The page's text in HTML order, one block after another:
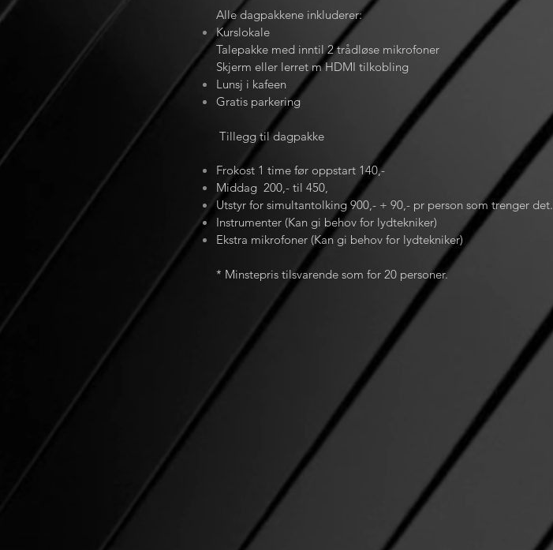
Alle dagpakkene inkluderer:
Kurslokale
Talepakke med inntil 2 trådløse mikrofoner
Skjerm eller lerret m HDMI tilkobling
Lunsj i kafeen
Gratis parkering
Tillegg til dagpakke
Frokost 1 time før oppstart 140,-
Middag 200,- til 450,
Utstyr for simultantolking 900,- + 90,- pr person som trenger det.
Instrumenter (Kan gi behov for lydtekniker)
Ekstra mikrofoner (Kan gi behov for lydtekniker)
* Minstepris tilsvarende som for 20 personer.